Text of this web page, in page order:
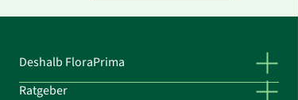
Deshalb FloraPrima
Ratgeber